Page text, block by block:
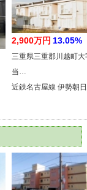
2,900万円 13.05%
三重県三重郡川越町大
当…
近鉄名古屋線 伊勢朝